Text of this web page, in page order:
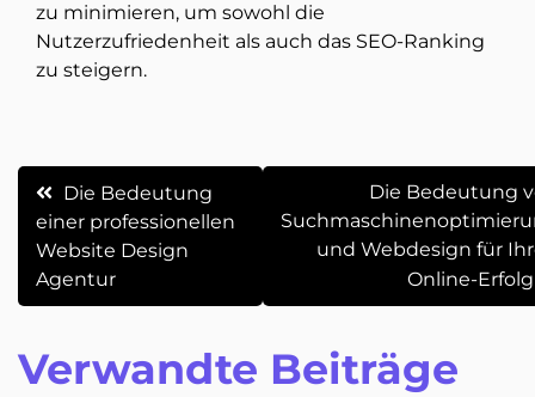
zu minimieren, um sowohl die
Nutzerzufriedenheit als auch das SEO-Ranking
zu steigern.
Beitrags-
Navigation
Die Bedeutung
einer professionellen
Website Design
Agentur
Die Bedeutung
und Webdesign für
Online-Erfolg
Verwandte Beiträge